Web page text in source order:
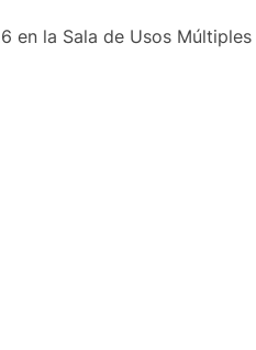
en la Sala de Usos Múltiples